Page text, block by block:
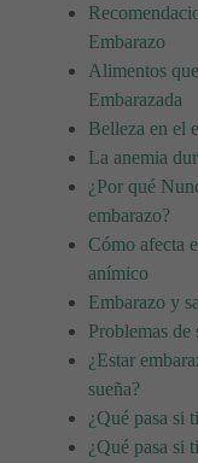
Embarazo
Alimentos
Embarazada
Belleza en el
La anemia
¿Por qué
embarazo?
Cómo afecta
anímico
Embarazo y
Problemas de
¿Estar
sueña?
¿Qué pasa si
¿Qué pasa si